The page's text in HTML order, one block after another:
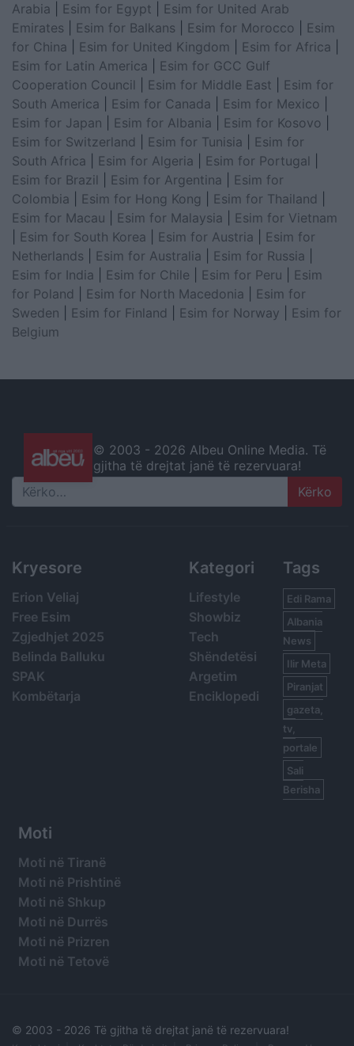
Arabia
Esim for Egypt
Esim for United Arab
Emirates
Esim for Balkans Esim for Morocco
Esim
for China
Esim for United Kingdom Esim for Africa
Esim for Latin America
Esim for GCC Gulf
Cooperation Council
Esim for Middle East
Esim for
South America
Esim for Canada Esim for Mexico
Esim for Japan
Esim for Albania Esim for Kosovo
Esim for Switzerland
Esim for Tunisia
Esim for
South Africa
Esim for Algeria Esim for Portugal
Esim for Brazil
Esim for Argentina
Esim for
Colombia
Esim for Hong Kong Esim for Thailand
Esim for Macau
Esim for Malaysia
Esim for Vietnam
Esim for South Korea Esim for Austria
Esim for
Netherlands
Esim for Australia Esim for Russia
Esim for India
Esim for Chile Esim for Peru
Esim
for Poland
Esim for North Macedonia
Esim for
Sweden
Esim for Finland Esim for Norway
Esim for
Belgium
© 2003 - 2026 Albeu Online Media. Të
gjitha të drejtat janë të rezervuara!
Search
Kryesore
Erion Veliaj
Free Esim
Zgjedhjet 2025
Belinda Balluku
SPAK
Kombëtarja
Kategori
Lifestyle
Showbiz
Tech
Shëndetësi
Argetim
Enciklopedi
Tags
Edi Rama
Albania
News
Ilir Meta
Piranjat
gazeta,
tv,
portale
Sali
Berisha
Moti
Moti në Tiranë
Moti në Prishtinë
Moti në Shkup
Moti në Durrës
Moti në Prizren
Moti në Tetovë
© 2003 - 2026 Të gjitha të drejtat janë të rezervuara!